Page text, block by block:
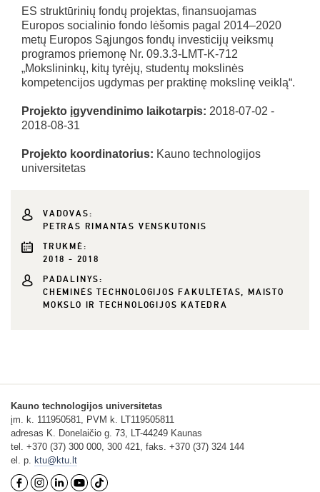
ES struktūrinių fondų projektas, finansuojamas
Europos socialinio fondo lėšomis pagal 2014–2020
metų Europos Sąjungos fondų investicijų veiksmų
programos priemonę Nr. 09.3.3-LMT-K-712
„Mokslininkų, kitų tyrėjų, studentų mokslinės
kompetencijos ugdymas per praktinę mokslinę veiklą“.
Projekto įgyvendinimo laikotarpis: 2018-07-02 -
2018-08-31
Projekto koordinatorius: Kauno technologijos
universitetas
VADOVAS:
PETRAS RIMANTAS VENSKUTONIS
TRUKMĖ:
2018 - 2018
PADALINYS:
CHEMINĖS TECHNOLOGIJOS FAKULTETAS, MAISTO
MOKSLO IR TECHNOLOGIJOS KATEDRA
Kauno technologijos universitetas
įm. k. 111950581, PVM k. LT119505811
adresas K. Donelaičio g. 73, LT-44249 Kaunas
tel. +370 (37) 300 000, 300 421, faks. +370 (37) 324 144
el. p. ktu@ktu.lt